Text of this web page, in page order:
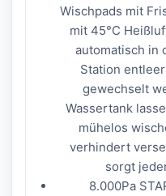
Wischpads mit
mit 45°C
automatisch in
Station
gewechselt
Wassertank
mühelos
verhindert
sorgt
8.000Pa